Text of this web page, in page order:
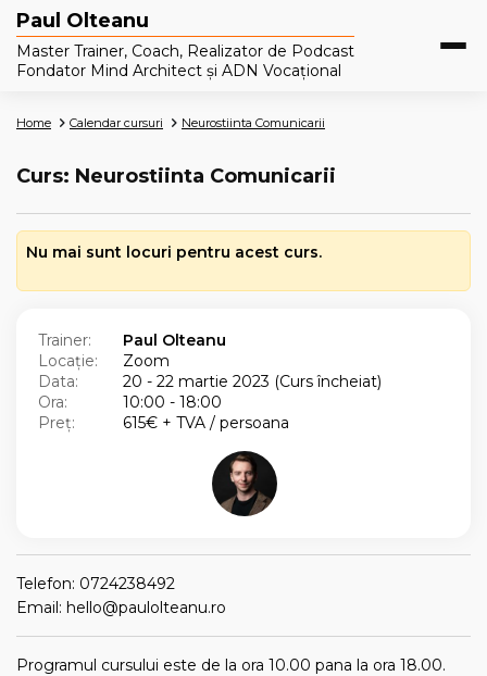
Paul Olteanu
Master Trainer, Coach, Realizator de Podcast
Fondator Mind Architect și ADN Vocațional
Home Calendar cursuri Neurostiinta Comunicarii
Curs: Neurostiinta Comunicarii
Nu mai sunt locuri pentru acest curs.
Trainer:
Paul Olteanu
Locație:
Zoom
Data:
20 - 22 martie 2023 (Curs încheiat)
Ora:
10:00 - 18:00
Preț:
615€ + TVA / persoana
Telefon: 0724238492
Email: hello@paulolteanu.ro
Programul cursului este de la ora 10.00 pana la ora 18.00.